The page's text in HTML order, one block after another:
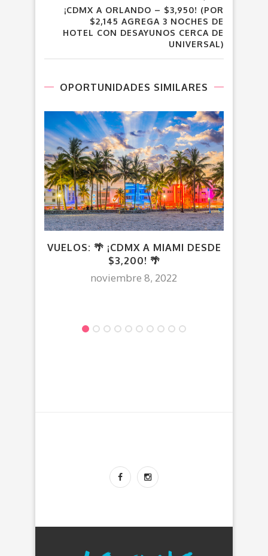
¡CDMX A ORLANDO – $3,950! (POR
$2,145 AGREGA 3 NOCHES DE
HOTEL CON DESAYUNOS CERCA DE
UNIVERSAL)
OPORTUNIDADES SIMILARES
VUELOS: 🌴 ¡CDMX A MIAMI DESDE
$3,200! 🌴
noviembre 8, 2022